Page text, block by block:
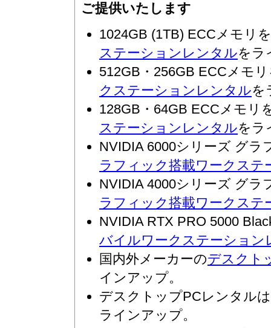
ご提供いたします
1024GB (1TB) ECCメモリ
ステーションレンタルをラ
512GB・256GB ECCメモ
クステーションレンタルを
128GB・64GB ECCメモリ
ステーションレンタルをラ
NVIDIA 6000シリーズ グ
ラフィック搭載ワークステ
NVIDIA 4000シリーズ グ
ラフィック搭載ワークステ
NVIDIA RTX PRO 5000
バイルワークステーション
国内外メーカーのデスクト
インアップ。
デスクトップPCレンタルは
ラインアップ。